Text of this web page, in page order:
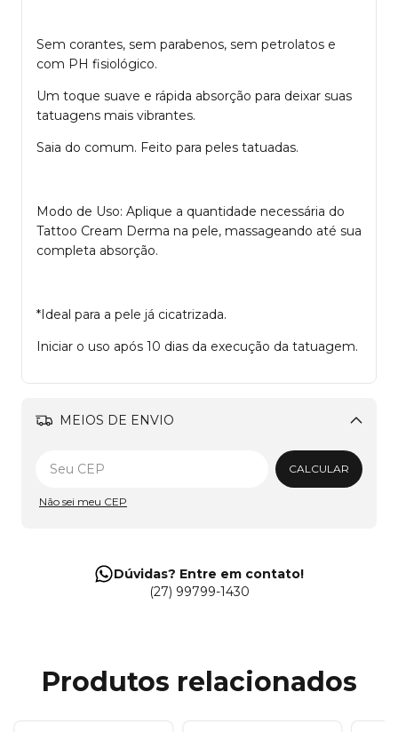
Sem corantes, sem parabenos, sem petrolatos e
com PH fisiológico.
Um toque suave e rápida absorção para deixar suas
tatuagens mais vibrantes.
Saia do comum. Feito para peles tatuadas.
Modo de Uso: Aplique a quantidade necessária do
Tattoo Cream Derma na pele, massageando até sua
completa absorção.
*Ideal para a pele já cicatrizada.
Iniciar o uso após 10 dias da execução da tatuagem.
MEIOS DE ENVIO
Alterar CEP
CALCULAR
Não sei meu CEP
Dúvidas? Entre em contato!
(27) 99799-1430
Produtos relacionados